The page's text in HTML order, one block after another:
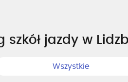
szkół jazdy w
Wszystkie